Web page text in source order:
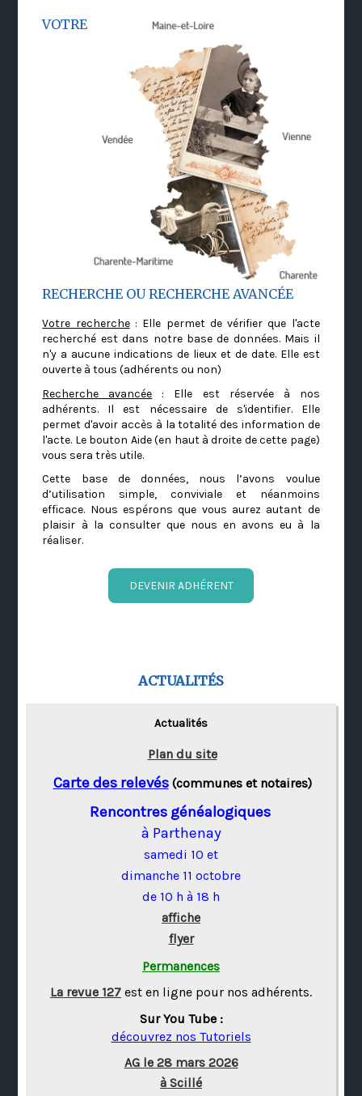
VOTRE
RECHERCHE OU RECHERCHE AVANCÉE
Votre recherche: Elle permet de vérifier que l'acte
recherché est dans notre base de données. Mais il
n'y a aucune indications de lieux et de date. Elle est
ouverte à tous (adhérents ou non)
Recherche avancée : Elle est réservée à nos
adhérents. Il est nécessaire de s'identifier. Elle
permet d'avoir accès à la totalité des information de
l'acte. Le bouton Aide (en haut à droite de cette page)
vous sera très utile.
Cette base de données, nous l’avons voulue
d’utilisation simple, conviviale et néanmoins
efficace. Nous espérons que vous aurez autant de
plaisir à la consulter que nous en avons eu à la
réaliser.
DEVENIR ADHÉRENT
ACTUALITÉS
Actualités
Plan du site
Carte des relevés(communes et notaires)
Rencontres généalogiques
à Parthenay
samedi 10 et
dimanche 11 octobre
de 10 h à 18 h
affiche
flyer
Permanences
La revue 127 est en ligne pour nos adhérents.
Sur You Tube :
découvrez nos Tutoriels
AG le 28 mars 2026
à Scillé